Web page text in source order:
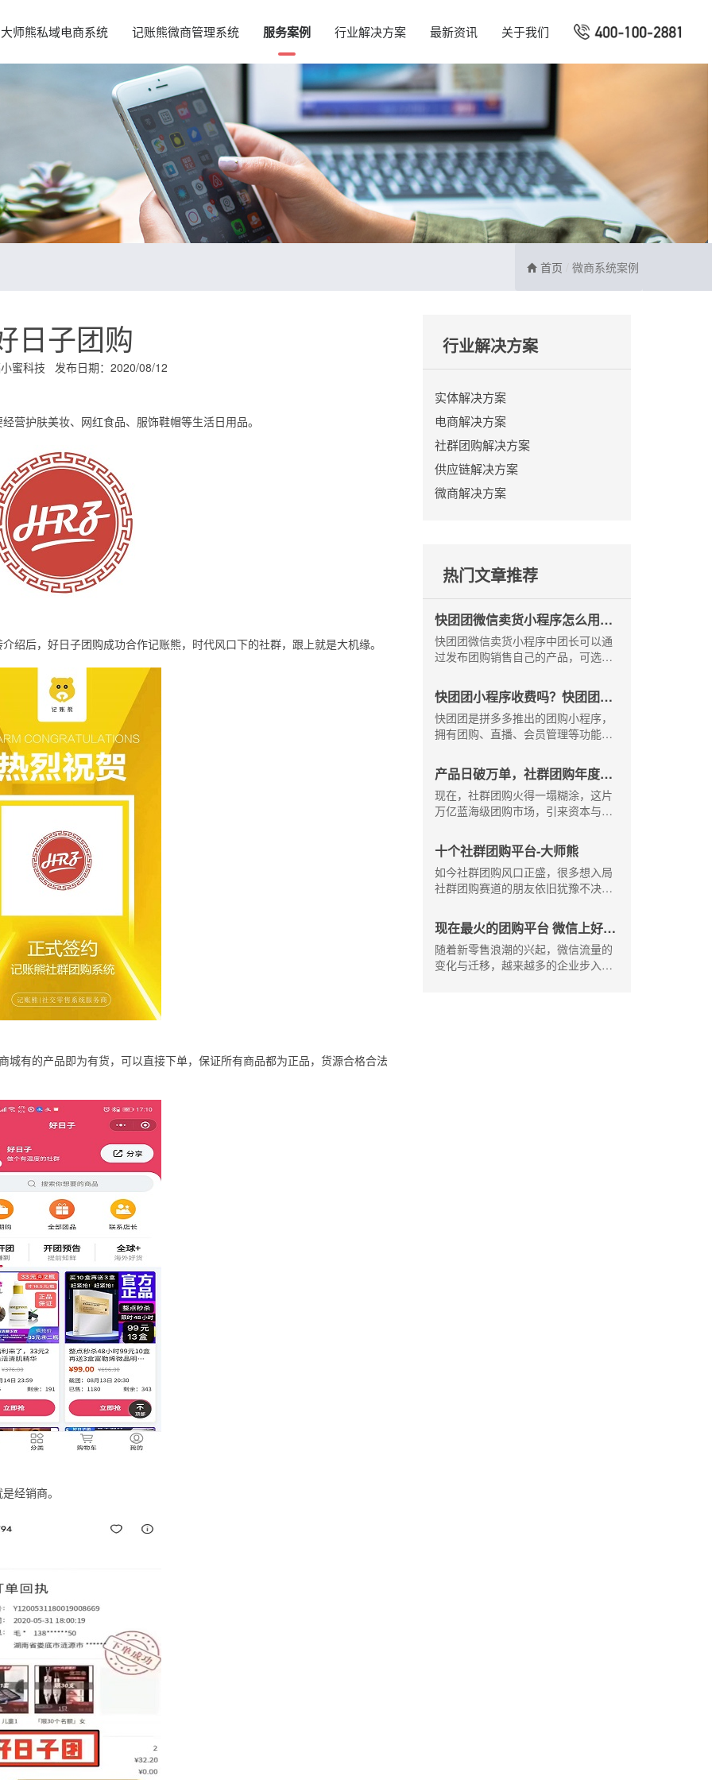
大师熊私域电商系统 记账熊微商管理系统 服务案例 行业解决方案 最新资讯 关于我们
首页 微商系统案例
日子团购
蜜科技 发布日期：2020/08/12
营护肤美妆、网红食品、服饰鞋帽等生活日用品。
绍后，好日子团购成功合作记账熊，时代风口下的社群，跟上就是大机缘。
有的产品即为有货，可以直接下单，保证所有商品都为正品，货源合格合法
经销商。
行业解决方案
实体解决方案
电商解决方案
社群团购解决方案
供应链解决方案
微商解决方案
热门文章推荐
快团团微信卖货小程序怎么用？-
大师熊
快团团微信卖货小程序中团长可以通
过发布团购销售自己的产品，可选择
落地配，快递则可覆盖更多顾客群
体。快团团微信卖货小程序怎么用？
大师熊为你详解。
快团团小程序收费吗？快团团商
家版的盈利模式是什么-大师熊
快团团是拼多多推出的团购小程序，
拥有团购、直播、会员管理等功能，
团小程序收费吗？快团团商家版的盈
利模式是什么？大师熊为你解答。
产品日破万单，社群团购年度十
强平台都是怎么做的?-大师熊
现在，社群团购火得一塌糊涂，这片
万亿蓝海级团购市场，引来资本与各
进驻，团购赛道好不热闹，百花齐
放，他们或是，跳脱原有行业将团队
属性在社群团购里继承再发展；或是
开辟第二事业，原有商业形态+社群团
十个社群团购平台-大师熊
如今社群团购风口正盛，很多想入局
社群团购赛道的朋友依旧犹豫不决，
大师熊小编给大家介绍一下做得好的
十大社群团购平台，希望可以给大家
点参考。
现在最火的团购平台 微信上好用
的团购小程序-大师熊
随着新零售浪潮的兴起，微信流量的
变化与迁移，越来越多的企业步入社